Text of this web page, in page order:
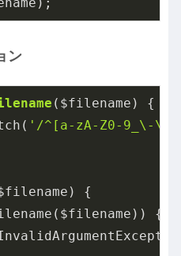
ン
($filename)
{
'/^[a-zA-Z0-9_\-
{
{